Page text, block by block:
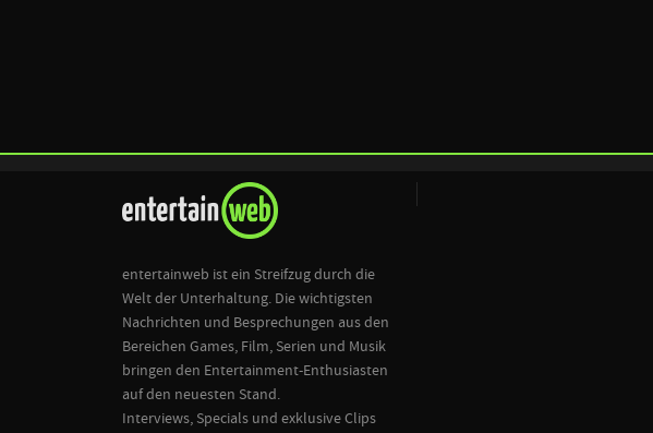
entertainweb ist ein Streifzug durch die
Welt der Unterhaltung. Die wichtigsten
Nachrichten und Besprechungen aus den
Bereichen Games, Film, Serien und Musik
bringen den Entertainment-Enthusiasten
auf den neuesten Stand.
Interviews, Specials und exklusive Clips